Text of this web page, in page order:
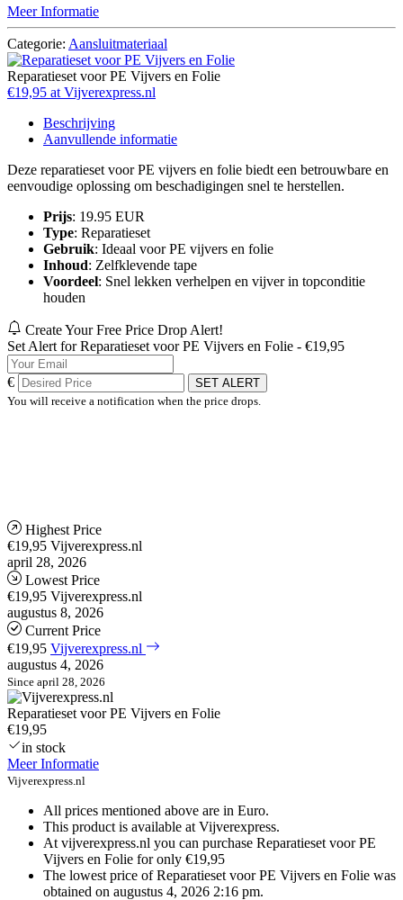
Meer Informatie
Categorie: Aansluitmateriaal
Reparatieset voor PE Vijvers en Folie
€19,95 at Vijverexpress.nl
Beschrijving
Aanvullende informatie
Deze reparatieset voor PE vijvers en folie biedt een betrouwbare en
eenvoudige oplossing om beschadigingen snel te herstellen.
Prijs: 19.95 EUR
Type: Reparatieset
Gebruik: Ideaal voor PE vijvers en folie
Inhoud: Zelfklevende tape
Voordeel: Snel lekken verhelpen en vijver in topconditie
houden
Create Your Free Price Drop Alert!
Set Alert for Reparatieset voor PE Vijvers en Folie - €19,95
€
SET ALERT
You will receive a notification when the price drops.
Highest Price
€19,95 Vijverexpress.nl
april 28, 2026
Lowest Price
€19,95 Vijverexpress.nl
augustus 8, 2026
Current Price
€19,95 Vijverexpress.nl
augustus 4, 2026
Since april 28, 2026
Reparatieset voor PE Vijvers en Folie
€19,95
in stock
Meer Informatie
Vijverexpress.nl
All prices mentioned above are in Euro.
This product is available at Vijverexpress.
At vijverexpress.nl you can purchase Reparatieset voor PE
Vijvers en Folie for only €19,95
The lowest price of Reparatieset voor PE Vijvers en Folie was
obtained on augustus 4, 2026 2:16 pm.